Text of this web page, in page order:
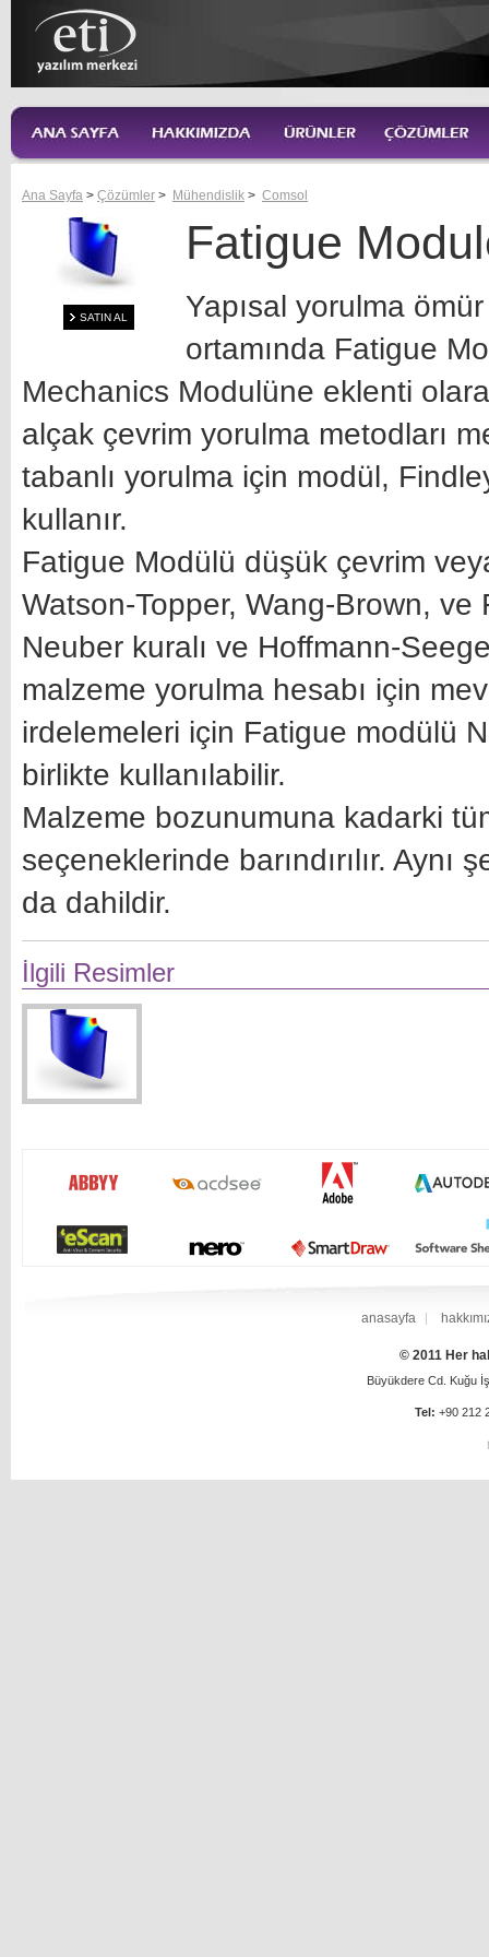
Ana Sayfa > Çözümler > Mühendislik > Comsol
SATIN AL
Fatigue
Yapısal yorulma
ortamında Fatigue
Mechanics Modulüne eklenti
alçak çevrim yorulma metodları
tabanlı yorulma için modül,
kullanır.
Fatigue Modülü düşük çevrim
Watson-Topper, Wang-Brown, ve
Neuber kuralı ve Hoffmann-
malzeme yorulma hesabı için
irdelemeleri için Fatigue modülü
birlikte kullanılabilir.
Malzeme bozunumuna kadarki
seçeneklerinde barındırılır.
da dahildir.
İlgili Resimler
anasayfa
© 2011 Her
Büyükdere Cd. Kuğu
Tel: +90 212